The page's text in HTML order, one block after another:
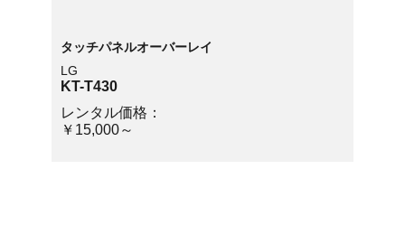
タッチパネルオーバーレイ
LG
KT-T430
レンタル価格：
￥15,000～